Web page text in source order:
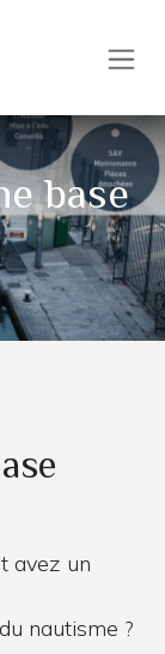
base
avez un
nautisme ?